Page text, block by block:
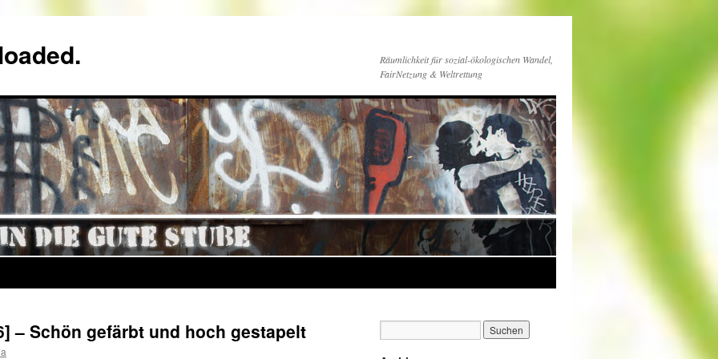
Räumlichkeit für sozial-ökologischen Wandel,
FairNetzung & Weltrettung
– Schön gefärbt und hoch gestapelt